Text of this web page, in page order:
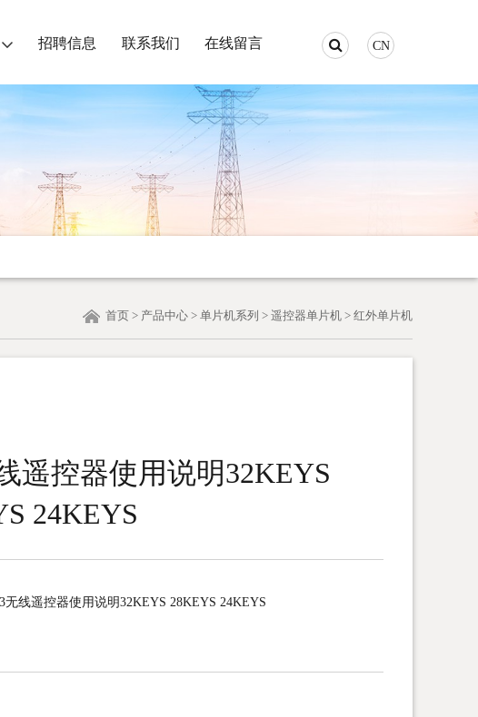
CN
招聘信息 联系我们 在线留言
首页 > 产品中心 > 单片机系列 > 遥控器单片机 > 红外单片机
遥控器使用说明32KEYS
24KEYS
无线遥控器使用说明32KEYS 28KEYS 24KEYS